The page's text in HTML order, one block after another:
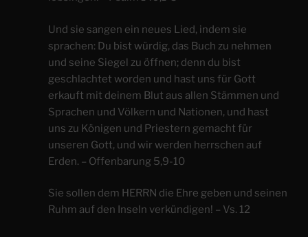
Und sie sangen ein neues Lied, indem sie
sprachen: Du bist würdig, das Buch zu nehmen
und seine Siegel zu öffnen; denn du bist
geschlachtet worden und hast uns für Gott
erkauft mit deinem Blut aus allen Stämmen und
Sprachen und Völkern und Nationen, und hast
uns zu Königen und Priestern gemacht für
unseren Gott, und wir werden herrschen auf
Erden. – Offenbarung 5,9-10
Sie sollen dem HERRN die Ehre geben und seinen
Ruhm auf den Inseln verkündigen! – Vs. 12